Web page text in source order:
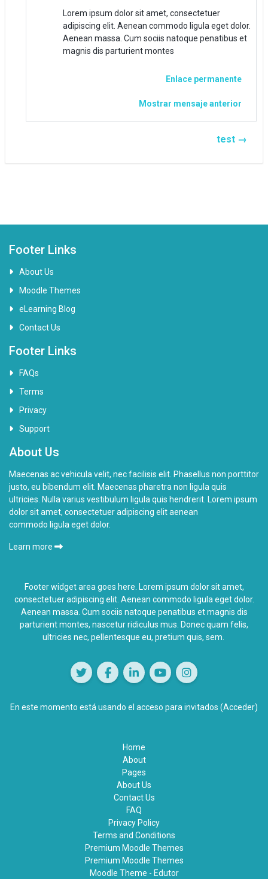
Lorem ipsum dolor sit amet, consectetuer
adipiscing elit. Aenean commodo ligula eget dolor.
Aenean massa. Cum sociis natoque penatibus et
magnis dis parturient montes
Enlace permanente
Mostrar mensaje anterior
test →
Footer Links
About Us
Moodle Themes
eLearning Blog
Contact Us
Footer Links
FAQs
Terms
Privacy
Support
About Us
Maecenas ac vehicula velit, nec facilisis elit. Phasellus non porttitor
justo, eu bibendum elit. Maecenas pharetra non ligula quis
ultricies. Nulla varius vestibulum ligula quis hendrerit. Lorem ipsum
dolor sit amet, consectetuer adipiscing elit aenean
commodo ligula eget dolor.
Learn more
Footer widget area goes here. Lorem ipsum dolor sit amet,
consectetuer adipiscing elit. Aenean commodo ligula eget dolor.
Aenean massa. Cum sociis natoque penatibus et magnis dis
parturient montes, nascetur ridiculus mus. Donec quam felis,
ultricies nec, pellentesque eu, pretium quis, sem.
En este momento está usando el acceso para invitados (Acceder)
Home
About
Pages
About Us
Contact Us
FAQ
Privacy Policy
Terms and Conditions
Premium Moodle Themes
Premium Moodle Themes
Moodle Theme - Edutor